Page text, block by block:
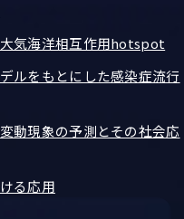
気海洋相互作用hotspot
ルをもとにした感染症流行
動現象の予測とその社会応
る応用